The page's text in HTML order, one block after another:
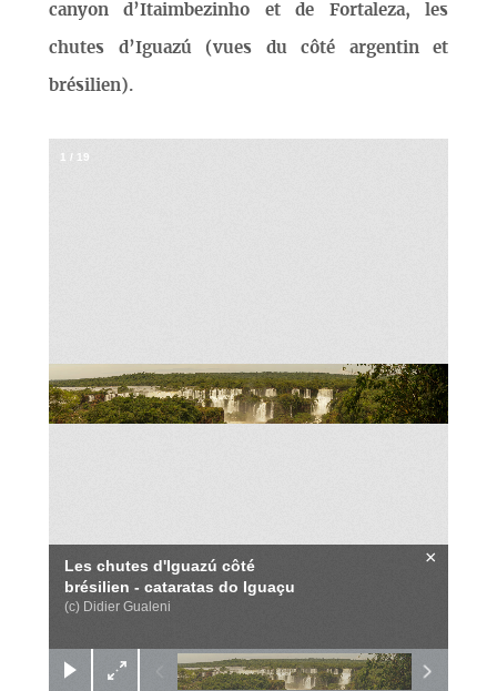
canyon d’Itaimbezinho et de Fortaleza, les
chutes d’Iguazú (vues du côté argentin et
brésilien).
Les chutes d'Iguazú côté
brésilien - cataratas do Iguaçu
(c) Didier Gualeni
×
1 / 19